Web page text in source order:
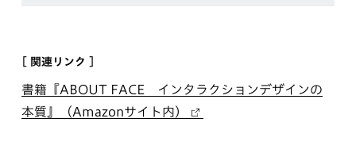
[ 関連リンク ]
書籍『ABOUT FACE インタラクションデザインの
本質』（Amazonサイト内）